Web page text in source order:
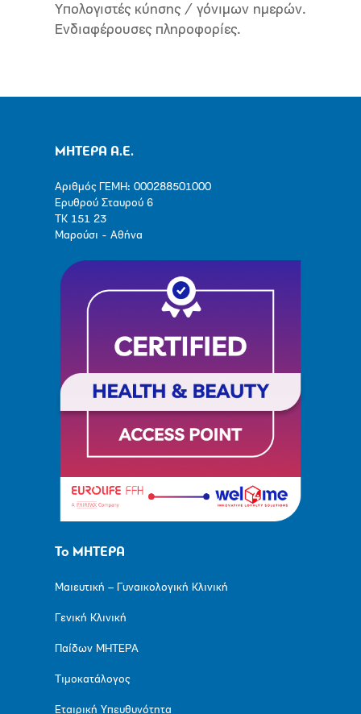
Υπολογιστές κύησης / γόνιμων ημερών.
Ενδιαφέρουσες πληροφορίες.
ΜΗΤΕΡΑ Α.Ε.
Αριθμός ΓΕΜΗ: 000288501000
Ερυθρού Σταυρού 6
ΤΚ 151 23
Μαρούσι - Αθήνα
Το ΜΗΤΕΡΑ
Μαιευτική – Γυναικολογική Κλινική
Γενική Κλινική
Παίδων ΜΗΤΕΡΑ
Τιμοκατάλογος
Εταιρική Υπευθυνότητα